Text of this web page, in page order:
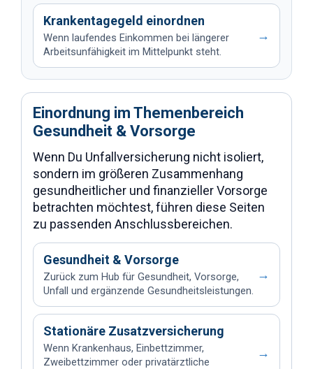
Krankentagegeld einordnen
Wenn laufendes Einkommen bei längerer
Arbeitsunfähigkeit im Mittelpunkt steht.
→
Einordnung im Themenbereich
Gesundheit & Vorsorge
Wenn Du Unfallversicherung nicht isoliert,
sondern im größeren Zusammenhang
gesundheitlicher und finanzieller Vorsorge
betrachten möchtest, führen diese Seiten
zu passenden Anschlussbereichen.
Gesundheit & Vorsorge
Zurück zum Hub für Gesundheit, Vorsorge,
Unfall und ergänzende Gesundheitsleistungen.
→
Stationäre Zusatzversicherung
Wenn Krankenhaus, Einbettzimmer,
Zweibettzimmer oder privatärztliche
→